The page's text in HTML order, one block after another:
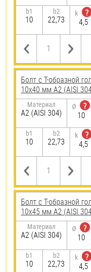
b1
10
b2
22,73
k
?
4,5
Болт с Т-образной
10х40 мм А2 (AISI
Материал
А2 (AISI 304)
Ø
?
10
b1
10
b2
22,73
k
?
4,5
Болт с Т-образной
10х45 мм А2 (AISI
Материал
А2 (AISI 304)
Ø
?
10
b1
10
b2
22,73
k
?
4,5